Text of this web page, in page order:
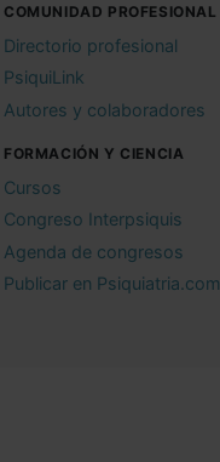
COMUNIDAD PROFESIONAL
Directorio profesional
PsiquiLink
Autores y colaboradores
FORMACIÓN Y CIENCIA
Cursos
Congreso Interpsiquis
Agenda de congresos
Publicar en Psiquiatria.com